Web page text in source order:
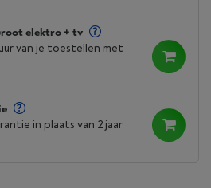
elektro + tv
van je toestellen met
in plaats van 2 jaar